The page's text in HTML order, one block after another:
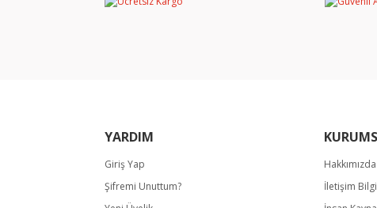
YARDIM
Giriş Yap
Şifremi Unuttum?
Hakkımızda
İletişim